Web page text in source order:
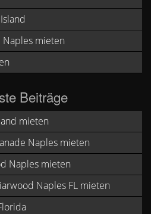
Naples mieten
Beiträge
mieten
Naples mieten
Naples mieten
Naples FL mieten